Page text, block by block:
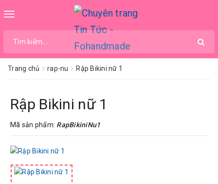
Toggle
Trang chủ rap-nu Rập Bikini nữ 1
Rập Bikini nữ 1
Mã sản phẩm: RapBikiniNu1